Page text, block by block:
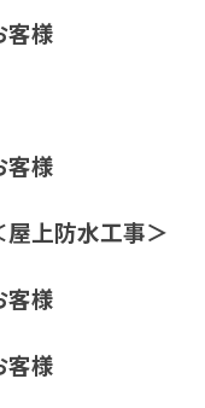
客様
客様
屋上防水工事＞
客様
客様